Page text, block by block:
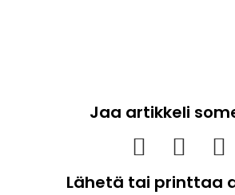
Jaa artikkeli
Lähetä tai printtaa